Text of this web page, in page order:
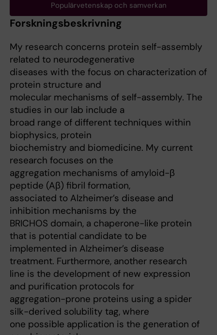
Populärvetenskap och samverkan
Forskningsbeskrivning
My research concerns protein self-assembly
related to neurodegenerative
diseases with the focus on characterization of
protein structure and
molecular mechanisms of self-assembly. The
studies in our lab include a
broad range of different techniques within
biophysics, protein
biochemistry and biomedicine. My current
research focuses on the
aggregation mechanisms of amyloid-β
peptide (Aβ) fibril formation,
associated to Alzheimer’s disease and
inhibition mechanisms by the
BRICHOS domain, a chaperone-like protein
that is potential candidate to be
implemented in Alzheimer’s disease
treatment. Furthermore, another research
line is the development of new expression
and purification protocols for
aggregation-prone proteins using a spider
silk-derived solubility tag, where
one possible application is the generation of